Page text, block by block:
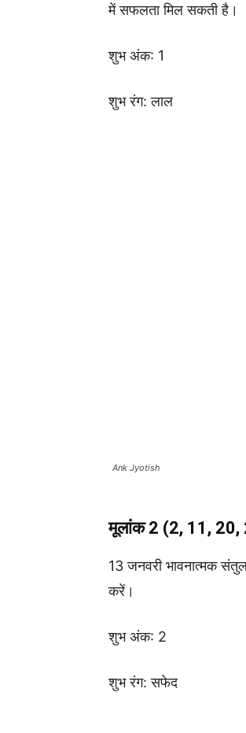
में सफलता मिल सकती है।
शुभ अंक: 1
शुभ रंग: लाल
Ank Jyotish
मूलांक 2 (2, 11, 20,
13 जनवरी भावनात्मक
करें।
शुभ अंक: 2
शुभ रंग: सफेद